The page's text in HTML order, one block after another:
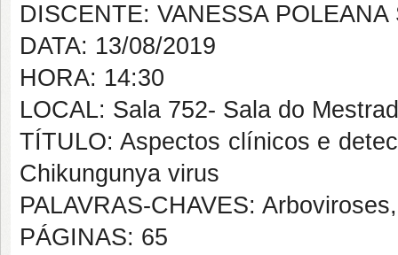
DISCENTE: VANESSA POLEANA
DATA: 13/08/2019
HORA: 14:30
LOCAL: Sala 752- Sala do
TÍTULO: Aspectos clínicos e
Chikungunya virus
PALAVRAS-CHAVES:
PÁGINAS: 65